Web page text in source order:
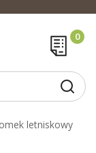
letniskowy